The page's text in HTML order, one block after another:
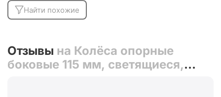
Найти похожие
Отзывы на Колёса опорные
боковые 115 мм, светящиеся,